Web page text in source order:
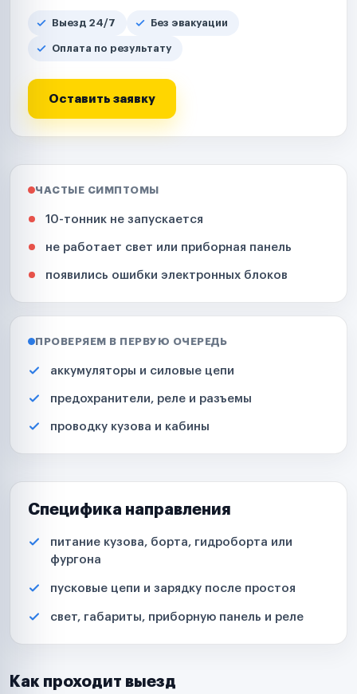
Выезд 24/7 Без эвакуации
Оплата по результату
Оставить заявку
ЧАСТЫЕ СИМПТОМЫ
10-тонник не запускается
не работает свет или приборная панель
появились ошибки электронных блоков
ПРОВЕРЯЕМ В ПЕРВУЮ ОЧЕРЕДЬ
аккумуляторы и силовые цепи
предохранители, реле и разъемы
проводку кузова и кабины
Специфика направления
питание кузова, борта, гидроборта или
фургона
пусковые цепи и зарядку после простоя
свет, габариты, приборную панель и реле
Как проходит выезд